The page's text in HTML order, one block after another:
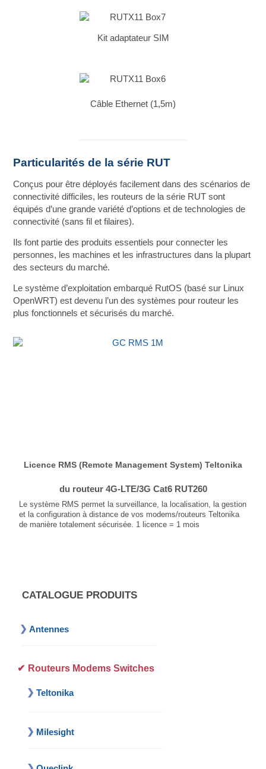
Kit adaptateur SIM
Câble Ethernet (1,5m)
Particularités de la série RUT
Conçus pour être déployés facilement dans des scénarios de
connectivité difficiles, les routeurs de la série RUT sont
équipés d’une grande variété d’options et de technologies de
connectivité (sans fil et filaires).
Ils font partie des produits essentiels pour connecter les
personnes, les machines et les infrastructures dans la plupart
des secteurs du marché.
Le système d’exploitation embarqué RutOS (basé sur Linux
OpenWRT) est devenu l’un des systèmes pour routeur les
plus fonctionnels et sécurisés du marché.
Licence RMS (Remote Management System) Teltonika
du routeur 4G-LTE/3G Cat6 RUT260
Le système RMS permet la surveillance, la localisation, la gestion
et la configuration à distance de vos modems/routeurs Teltonika
de manière totalement sécurisée. 1 licence = 1 mois
CATALOGUE PRODUITS
Antennes
Routeurs Modems Switches
Teltonika
Milesight